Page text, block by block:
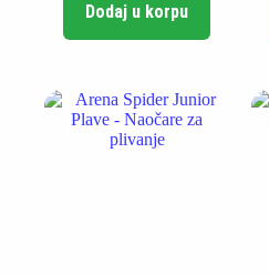
Dodaj u korpu